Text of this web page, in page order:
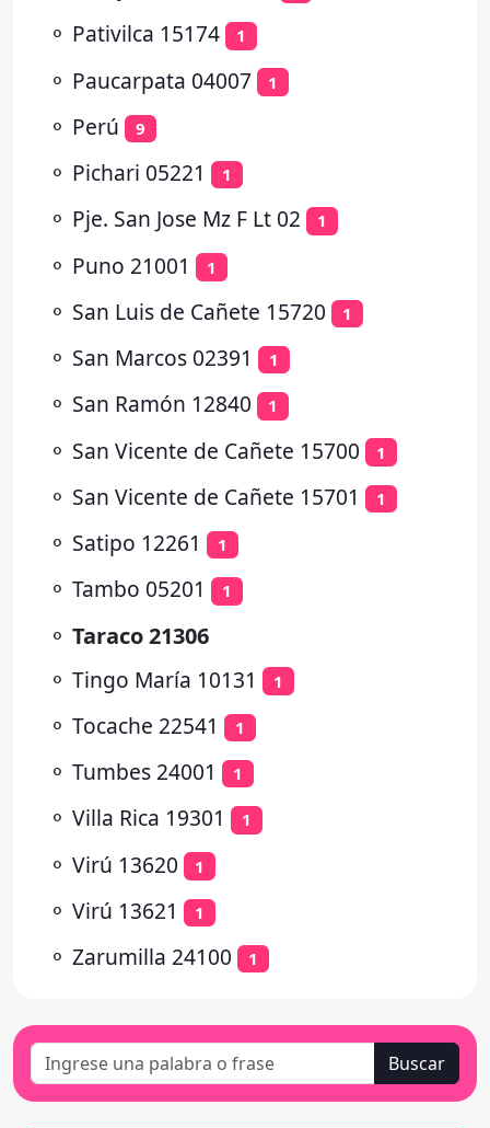
⚬ Pativilca 15174 1
⚬ Paucarpata 04007 1
⚬ Perú 9
⚬ Pichari 05221 1
⚬ Pje. San Jose Mz F Lt 02 1
⚬ Puno 21001 1
⚬ San Luis de Cañete 15720 1
⚬ San Marcos 02391 1
⚬ San Ramón 12840 1
⚬ San Vicente de Cañete 15700 1
⚬ San Vicente de Cañete 15701 1
⚬ Satipo 12261 1
⚬ Tambo 05201 1
⚬ Taraco 21306
⚬ Tingo María 10131 1
⚬ Tocache 22541 1
⚬ Tumbes 24001 1
⚬ Villa Rica 19301 1
⚬ Virú 13620 1
⚬ Virú 13621 1
⚬ Zarumilla 24100 1
Buscar